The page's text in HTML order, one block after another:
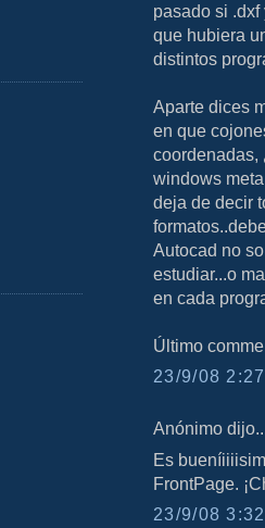
pasado si
que hubiera
distintos
Aparte dices
en que
coordenadas,
windows
deja de decir
Autocad no
estudiar...o
en cada
Último
23/9/08
Anónimo
Es
FrontPage.
23/9/08